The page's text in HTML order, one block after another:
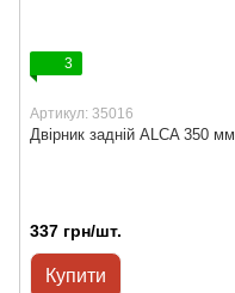
3
Артикул: 35016
Двірник задній ALCA 350 мм
337 грн/шт.
Купити